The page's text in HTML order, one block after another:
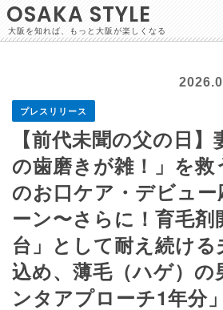
OSAKA STYLE
大阪を知れば、もっと大阪が楽しくなる
プレスリリース
【前代未聞の父の日
の歯磨きが雑！」を救
のお口ケア・デビュ
ーン〜さらに！育毛剤
台」として耐え続け
込め、薄毛（ハゲ）の
ンタアプローチ1年分